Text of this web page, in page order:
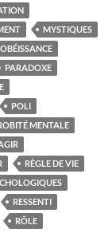
MYSTIQUES
OBÉISSANCE
PARADOXE
POLI
MENTALE
RÈGLE DE VIE
RESSENTI
RÔLE